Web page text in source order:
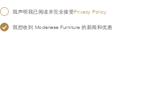
我声明我已阅读并完全接受Privacy Policy
我想收到 Modenese Furniture 的新闻和优惠